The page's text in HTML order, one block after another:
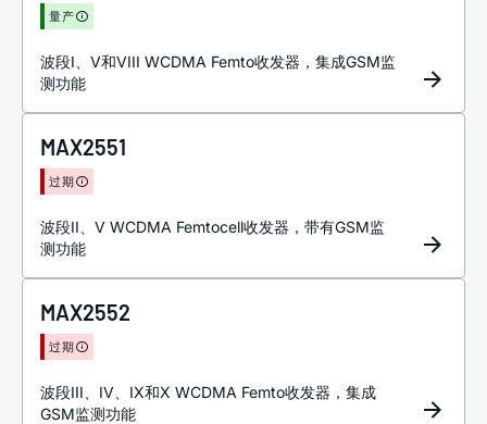
量产
波段I、V和VIII WCDMA Femto收发器，集成GSM监
测功能
MAX2551
过期
波段II、V WCDMA Femtocell收发器，带有GSM监
测功能
MAX2552
过期
波段III、IV、IX和X WCDMA Femto收发器，集成
GSM监测功能